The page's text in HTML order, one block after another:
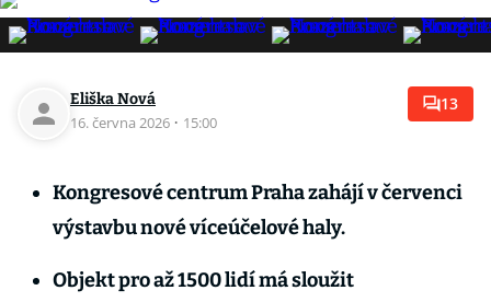
Eliška Nová
16. června 2026 · 15:00
13
Kongresové centrum Praha zahájí v červenci
výstavbu nové víceúčelové haly.
Objekt pro až 1500 lidí má sloužit